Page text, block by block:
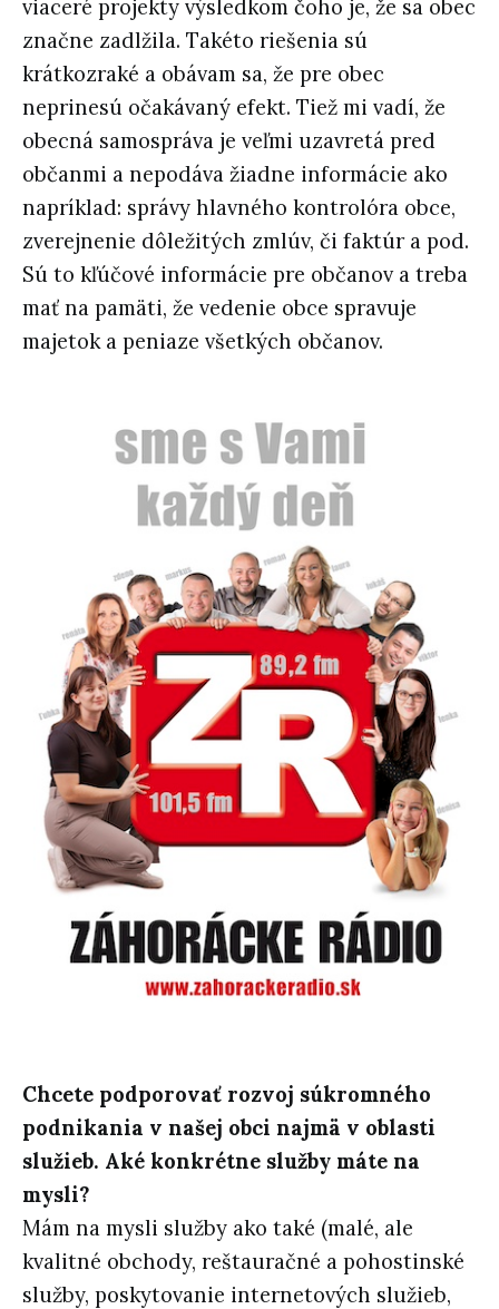
viaceré projekty výsledkom čoho je, že sa obec
značne zadlžila. Takéto riešenia sú
krátkozraké a obávam sa, že pre obec
neprinesú očakávaný efekt. Tiež mi vadí, že
obecná samospráva je veľmi uzavretá pred
občanmi a nepodáva žiadne informácie ako
napríklad: správy hlavného kontrolóra obce,
zverejnenie dôležitých zmlúv, či faktúr a pod.
Sú to kľúčové informácie pre občanov a treba
mať na pamäti, že vedenie obce spravuje
majetok a peniaze všetkých občanov.
Chcete podporovať rozvoj súkromného
podnikania v našej obci najmä v oblasti
služieb. Aké konkrétne služby máte na
mysli?
Mám na mysli služby ako také (malé, ale
kvalitné obchody, reštauračné a pohostinské
služby, poskytovanie internetových služieb,